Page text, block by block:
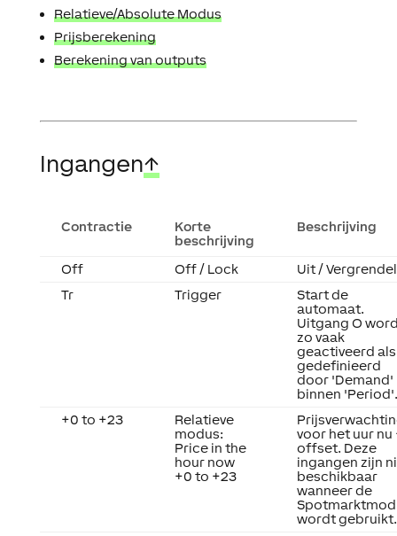
Relatieve/Absolute Modus
Prijsberekening
Berekening van outputs
Ingangen↑
Contractie
Korte
beschrijving
Beschrijving
Off Off / Lock
Uit /
Tr
Trigger
Start de
automaat.
Uitgang O
zo vaak
geactiveerd als
gedefinieerd
door 'Demand'
binnen 'Period'.
+0 to +23
Relatieve
modus:
Price in the
hour now
+0 to +23
voor het uur nu
offset. Deze
ingangen zijn
beschikbaar
wanneer de
wordt gebruikt.